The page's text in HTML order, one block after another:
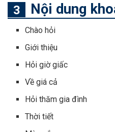
Nội dung
Chào hỏi
Giới thiệu
Hỏi giờ giấc
Về giá cả
Hỏi thăm gia đình
Thời tiết